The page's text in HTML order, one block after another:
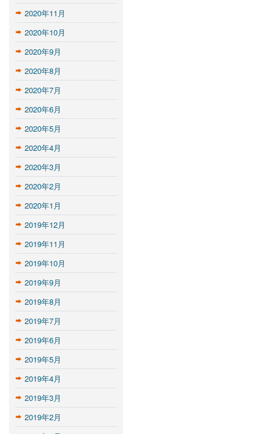
2020年11月
2020年10月
2020年9月
2020年8月
2020年7月
2020年6月
2020年5月
2020年4月
2020年3月
2020年2月
2020年1月
2019年12月
2019年11月
2019年10月
2019年9月
2019年8月
2019年7月
2019年6月
2019年5月
2019年4月
2019年3月
2019年2月